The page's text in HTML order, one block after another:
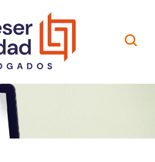
Contato